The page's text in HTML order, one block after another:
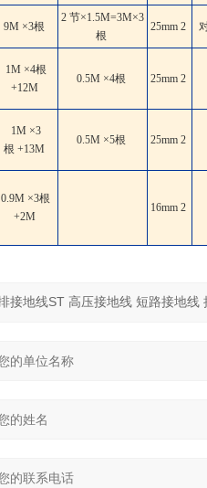
9M ×3根
2 节×1.5M=3M×3
根
25mm 2
1M ×4根
+12M
0.5M ×4根 25mm 2
1M ×3
根 +13M
0.5M ×5根 25mm 2
0.9M ×3根
+2M
16mm 2